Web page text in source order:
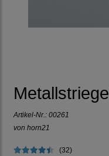
Metallstriegel
Artikel-Nr.: 00261
von horn21
(32)